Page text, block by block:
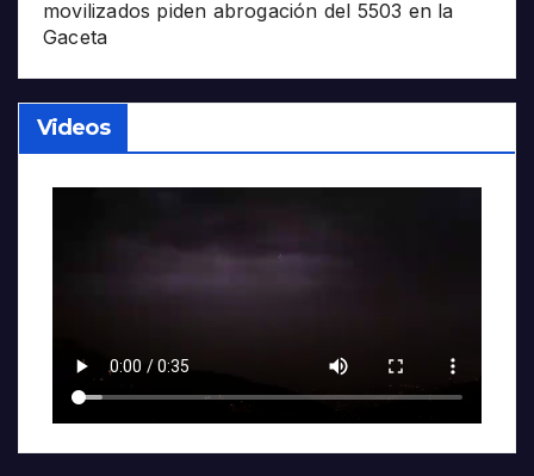
movilizados piden abrogación del 5503 en la
Gaceta
Videos